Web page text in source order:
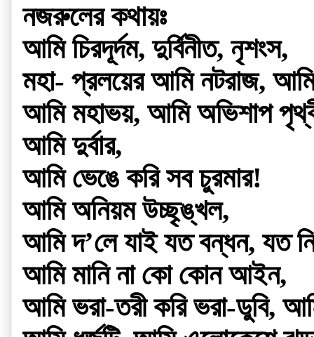
নজরুলের কথায়ঃ
আমি চিরদূর্দম, দুর্বিনীত, নৃশংস,
মহা- প্রলয়ের আমি নটরাজ,
আমি মহাভয়, আমি অভিশাপ
আমি দুর্বার,
আমি ভেঙে করি সব চুরমার!
আমি অনিয়ম উচ্ছৃঙ্খল,
আমি দ’লে যাই যত বন্ধন, যত
আমি মানি না কো কোন আইন,
আমি ভরা-তরী করি ভরা-ডুবি,